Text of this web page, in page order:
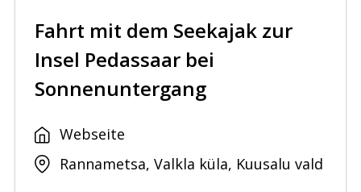
Fahrt mit dem Seekajak zur
Insel Pedassaar bei
Sonnenuntergang
Webseite
Rannametsa, Valkla küla, Kuusalu vald